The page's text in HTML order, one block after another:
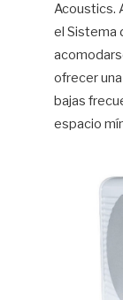
Acoustics.
el Sistema
ofrecer
bajas
espacio